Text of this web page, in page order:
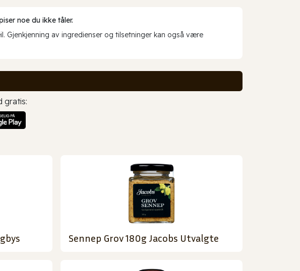
noe du ikke tåler.
Gjenkjenning av ingredienser og tilsetninger kan også være
gratis:
Sennep Grov 180g Jacobs Utvalgte